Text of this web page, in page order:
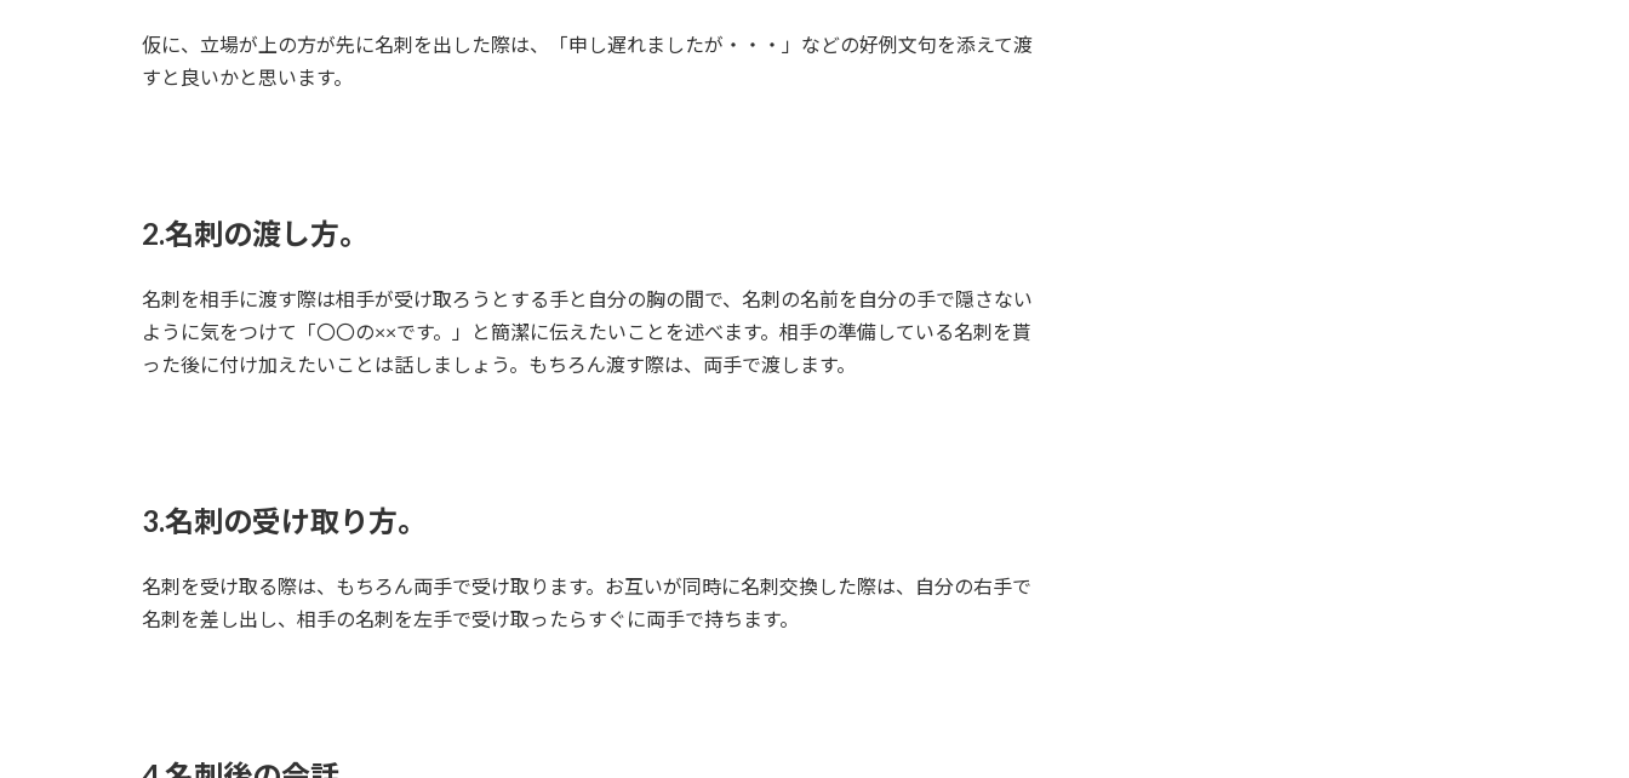
仮に、立場が上の方が先に名刺を出した際は、「申し遅れましたが・・・」などの好例文句を添えて渡
すと良いかと思います。
2.名刺の渡し方。
名刺を相手に渡す際は相手が受け取ろうとする手と自分の胸の間で、名刺の名前を自分の手で隠さない
ように気をつけて「〇〇の××です。」と簡潔に伝えたいことを述べます。相手の準備している名刺を貰
った後に付け加えたいことは話しましょう。もちろん渡す際は、両手で渡します。
3.名刺の受け取り方。
名刺を受け取る際は、もちろん両手で受け取ります。お互いが同時に名刺交換した際は、自分の右手で
名刺を差し出し、相手の名刺を左手で受け取ったらすぐに両手で持ちます。